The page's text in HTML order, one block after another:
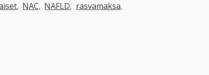
, NAC, NAFLD, rasvamaksa,